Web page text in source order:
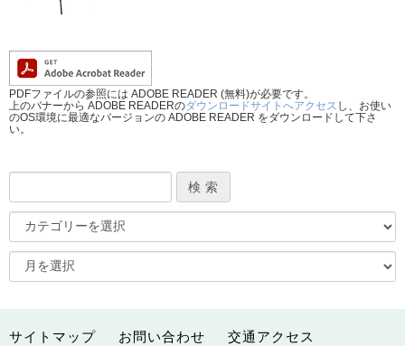
PDFファイルの参照には ADOBE READER (無料)が必要です。
上のバナーから ADOBE READERのダウンロードサイトへアクセス し、お使い
のOS環境に最適なバージョンの ADOBE READER をダウンロードして下さ
い。
サイトマップ お問い合わせ
交通アクセス